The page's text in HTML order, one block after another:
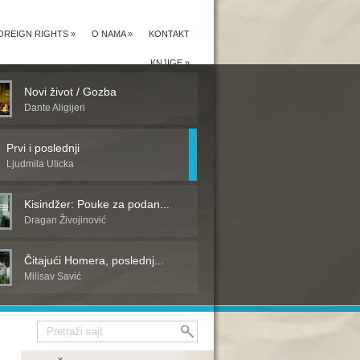
KONTAKT
O NAMA»
RIGHTS »
KNJIGE»
Novi život / Gozba
Dante Aligijeri
Prvi i poslednji
Ljudmila Ulicka
Kisindžer: Pouke za podan...
Dragan Živojinović
Čitajući Homera, poslednj...
Milisav Savić